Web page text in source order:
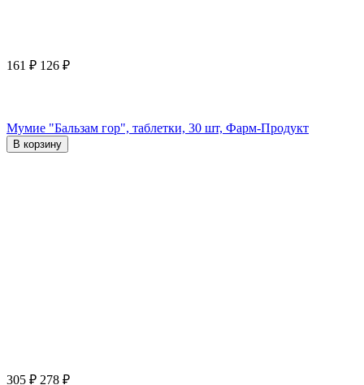
161 ₽ 126 ₽
Мумие "Бальзам гор", таблетки, 30 шт, Фарм-Продукт
В корзину
305 ₽ 278 ₽